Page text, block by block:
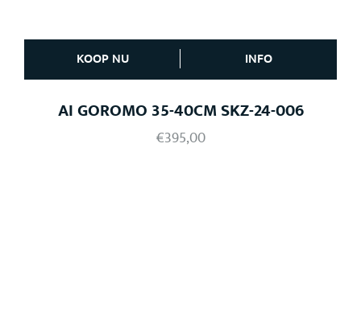
KOOP NU INFO
AI GOROMO 35-40CM SKZ-24-006
€395,00